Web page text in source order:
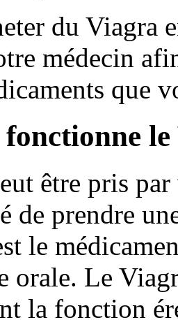
du Viagra
médecin
que
être pris
de prendre
le
orale. Le
la fonction